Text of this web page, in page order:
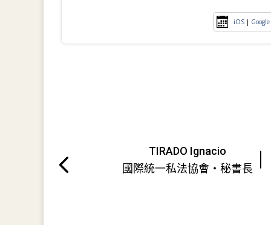
iOS | Google
TIRADO Ignacio
國際統一私法協會・秘書長